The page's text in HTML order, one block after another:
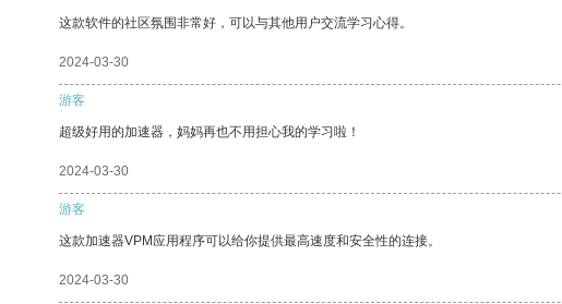
这款软件的社区氛围非常好，可以与其他用户交流学习心得。
2024-03-30
游客
超级好用的加速器，妈妈再也不用担心我的学习啦！
2024-03-30
游客
这款加速器VPM应用程序可以给你提供最高速度和安全性的连接。
2024-03-30